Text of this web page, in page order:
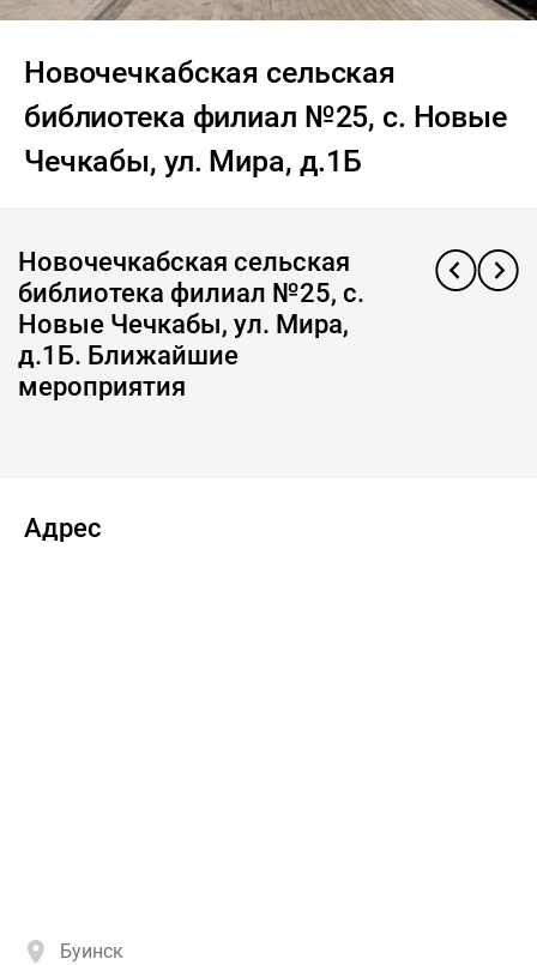
Новочечкабская сельская
библиотека филиал №25, с. Новые
Чечкабы, ул. Мира, д.1Б
Новочечкабская сельская
библиотека филиал №25, с.
Новые Чечкабы, ул. Мира,
д.1Б. Ближайшие
мероприятия
Адрес
Буинск